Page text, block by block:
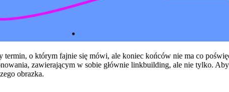
o którym fajnie się mówi, ale koniec końców nie ma co
zawierającym w sobie głównie linkbuilding, ale nie tylko.
obrazka.